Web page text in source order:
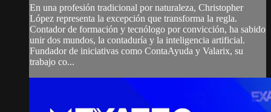
En una profesión tradicional por naturaleza, Christopher
López representa la excepción que transforma la regla.
Contador de formación y tecnólogo por convicción, ha sabido
unir dos mundos, la contaduría y la inteligencia artificial.
Fundador de iniciativas como ContaAyuda y Valarix, su
trabajo co...